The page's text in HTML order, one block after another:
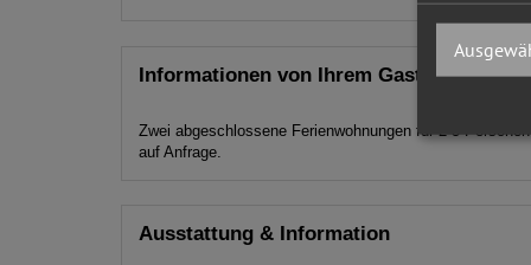
Informationen von Ihrem Gastgeber
Zwei abgeschlossene Ferienwohnungen für 2-5
auf Anfrage.
Ausstattung & Information